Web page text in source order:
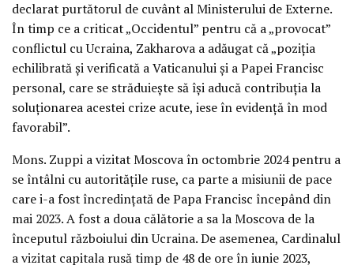
declarat purtătorul de cuvânt al Ministerului de Externe.
În timp ce a criticat „Occidentul” pentru că a „provocat”
conflictul cu Ucraina, Zakharova a adăugat că „poziția
echilibrată și verificată a Vaticanului și a Papei Francisc
personal, care se străduiește să își aducă contribuția la
soluționarea acestei crize acute, iese în evidență în mod
favorabil”.
Mons. Zuppi a vizitat Moscova în octombrie 2024 pentru a
se întâlni cu autoritățile ruse, ca parte a misiunii de pace
care i-a fost încredințată de Papa Francisc începând din
mai 2023. A fost a doua călătorie a sa la Moscova de la
începutul războiului din Ucraina. De asemenea, Cardinalul
a vizitat capitala rusă timp de 48 de ore în iunie 2023,